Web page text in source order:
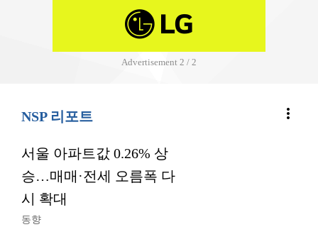
Advertisement 2 / 2
NSP 리포트 more_vert
서울 아파트값 0.26% 상
승…매매·전세 오름폭 다
시 확대
동향